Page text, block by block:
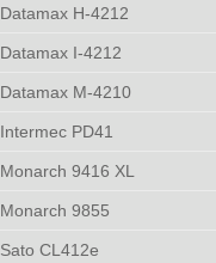
Datamax H-4212
Datamax I-4212
Datamax M-4210
Intermec PD41
Monarch 9416 XL
Monarch 9855
Sato CL412e